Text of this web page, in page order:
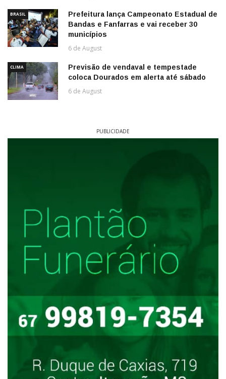
BRASIL
Prefeitura lança Campeonato Estadual de
Bandas e Fanfarras e vai receber 30
municípios
6 de August
CLIMA
Previsão de vendaval e tempestade
coloca Dourados em alerta até sábado
6 de August
PUBLICIDADE